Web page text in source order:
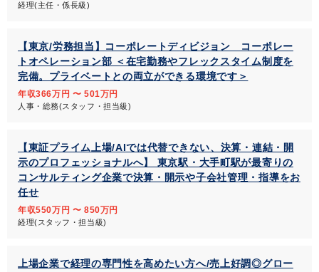
経理(主任・係長級)
【東京/労務担当】コーポレートディビジョン コーポレー
トオペレーション部 ＜在宅勤務やフレックスタイム制度を
完備。プライベートとの両立ができる環境です＞
年収366万円 〜 501万円
人事・総務(スタッフ・担当級)
【東証プライム上場/AIでは代替できない、決算・連結・開
示のプロフェッショナルへ】 東京駅・大手町駅が最寄りの
コンサルティング企業で決算・開示や子会社管理・指導をお
任せ
年収550万円 〜 850万円
経理(スタッフ・担当級)
上場企業で経理の専門性を高めたい方へ/売上好調◎グロー